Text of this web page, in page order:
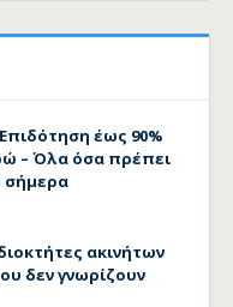
έως 90%
– Όλα όσα πρέπει
σήμερα
ακινήτων
δεν γνωρίζουν